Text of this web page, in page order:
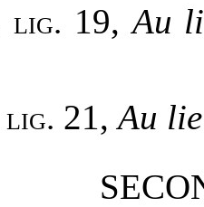
lig. 19,Au
lig. 21,Au